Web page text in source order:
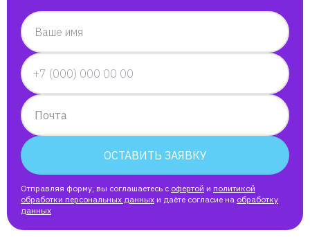
Ваше имя
Почта
ОСТАВИТЬ ЗАЯВКУ
Отправляя форму, вы соглашаетесь с офертой и политикой
обработки персональных данных и даёте согласие на обработку
данных